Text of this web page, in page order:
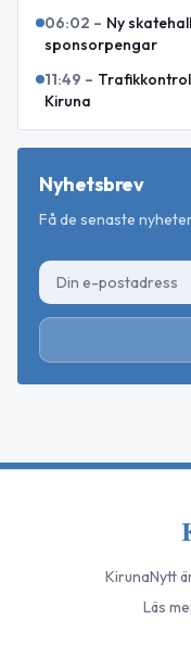
06:02 – Ny
sponsorpengar
11:49 –
Kiruna
Nyhetsbrev
Få de senaste
KirunaNytt
Läs